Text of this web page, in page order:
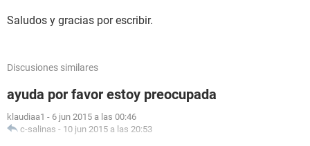
Saludos y gracias por escribir.
Discusiones similares
ayuda por favor estoy preocupada
klaudiaa1 - 6 jun 2015 a las 00:46
c-salinas - 10 jun 2015 a las 20:53